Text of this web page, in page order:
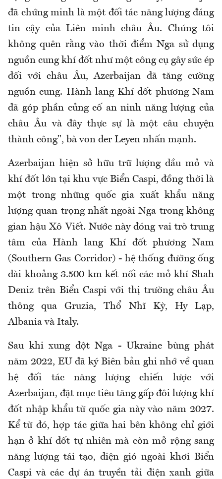
đã chứng minh là một đối tác năng lượng đáng
tin cậy của Liên minh châu Âu. Chúng tôi
không quên rằng vào thời điểm Nga sử dụng
nguồn cung khí đốt như một công cụ gây sức ép
đối với châu Âu, Azerbaijan đã tăng cường
nguồn cung. Hành lang Khí đốt phương Nam
đã góp phần củng cố an ninh năng lượng của
châu Âu và đây thực sự là một câu chuyện
thành công", bà von der Leyen nhấn mạnh.
Azerbaijan hiện sở hữu trữ lượng dầu mỏ và
khí đốt lớn tại khu vực Biển Caspi, đồng thời là
một trong những quốc gia xuất khẩu năng
lượng quan trọng nhất ngoài Nga trong không
gian hậu Xô Viết. Nước này đóng vai trò trung
tâm của Hành lang Khí đốt phương Nam
(Southern Gas Corridor) - hệ thống đường ống
dài khoảng 3.500 km kết nối các mỏ khí Shah
Deniz trên Biển Caspi với thị trường châu Âu
thông qua Gruzia, Thổ Nhĩ Kỳ, Hy Lạp,
Albania và Italy.
Sau khi xung đột Nga - Ukraine bùng phát
năm 2022, EU đã ký Biên bản ghi nhớ về quan
hệ đối tác năng lượng chiến lược với
Azerbaijan, đặt mục tiêu tăng gấp đôi lượng khí
đốt nhập khẩu từ quốc gia này vào năm 2027.
Kể từ đó, hợp tác giữa hai bên không chỉ giới
hạn ở khí đốt tự nhiên mà còn mở rộng sang
năng lượng tái tạo, điện gió ngoài khơi Biển
Caspi và các dự án truyền tải điện xanh giữa